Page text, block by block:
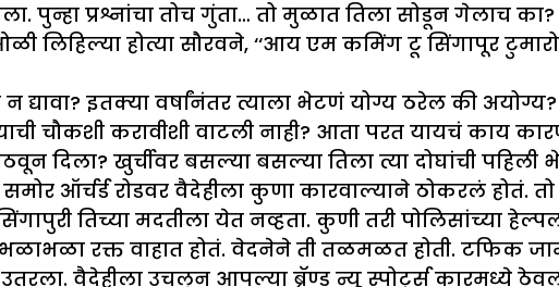
पुन्हा प्रश्नांचा तोच गुंता… तो मुळात तिला सोडून गेलाच
लिहिल्या होत्या सौरवने, ‘‘आय एम कमिंग टू सिंगापूर
न द्यावा? इतक्या वर्षांनंतर त्याला भेटणं योग्य ठरेल की
चौकशी करावीशी वाटली नाही? आता परत यायचं काय
दिला? खुर्चीवर बसल्या बसल्या तिला त्या दोघांची
समोर ऑर्चर्ड रोडवर वैदेहीला कुणा कारवाल्याने ठोकरलं
तिच्या मदतीला येत नव्हता. कुणी तरी पोलिसांच्या
रक्त वाहात होतं. वेदनेने ती तळमळत होती. टफिक
वैदेहीला उचलून आपल्या ब्रॅण्ड न्यू स्पोर्ट्स कारमध्ये